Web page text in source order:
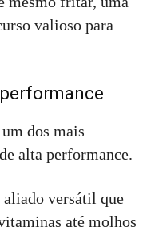
valioso para
dos mais
alta performance.
aliado versátil que
até molhos